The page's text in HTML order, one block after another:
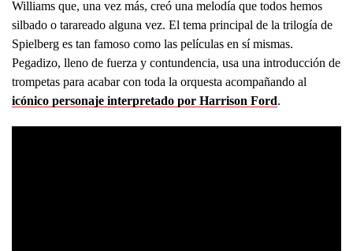
Williams que, una vez más, creó una melodía que todos hemos
silbado o tarareado alguna vez. El tema principal de la trilogía de
Spielberg es tan famoso como las películas en sí mismas.
Pegadizo, lleno de fuerza y contundencia, usa una introducción de
trompetas para acabar con toda la orquesta acompañando al
icónico personaje interpretado por Harrison Ford.